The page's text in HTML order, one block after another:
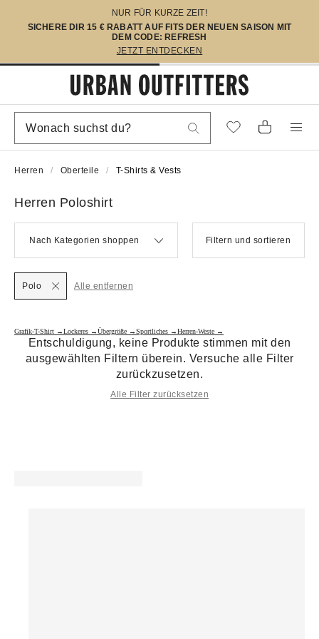
NUR FÜR KURZE ZEIT!
SICHERE DIR 15 € RABATT AUF FITS DER NEUEN SAISON MIT
DEM CODE: REFRESH
JETZT ENTDECKEN
Herren Oberteile T-Shirts & Vests
Herren Poloshirt
Nach Kategorien shoppen Filtern und sortieren
Polo Alle entfernen
Grafik-T-Shirt →Lockeres →Übergröße →Sportliches →Herren-Weste →
Entschuldigung, keine Produkte stimmen mit den
ausgewählten Filtern überein. Versuche alle Filter
zurückzusetzen.
Alle Filter zurücksetzen